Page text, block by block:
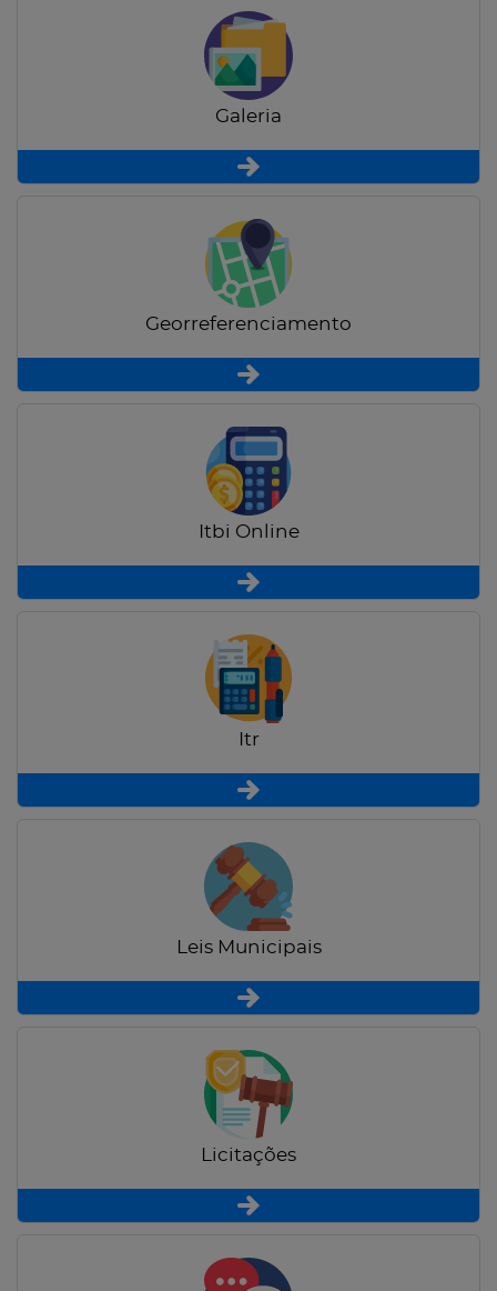
Galeria
Georreferenciamento
Itbi Online
Itr
Leis Municipais
Licitações